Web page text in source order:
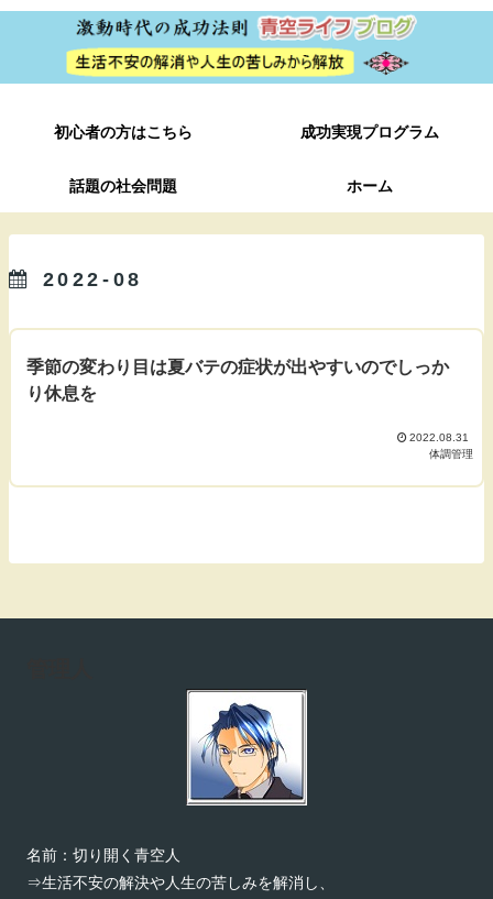
初心者の方はこちら 成功実現プログラム
話題の社会問題 ホーム
2022-08
季節の変わり目は夏バテの症状が出やすいのでしっか
り休息を
2022.08.31
体調管理
名前：切り開く青空人
⇒生活不安の解決や人生の苦しみを解消し、